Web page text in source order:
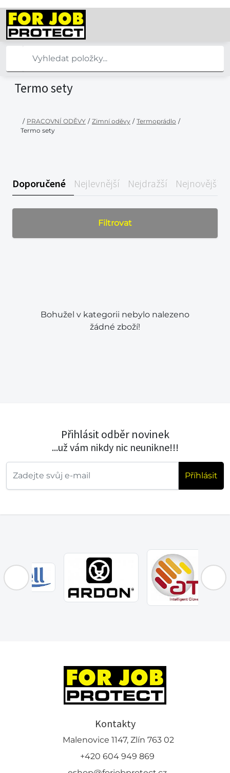
Termo sety
/ PRACOVNÍ ODĚVY / Zimní oděvy / Termoprádlo /
Termo sety
Doporučené Nejlevnější Nejdražší Nejnovější
Filtrovat
Bohužel v kategorii nebylo nalezeno
žádné zboží!
Přihlásit odběr novinek
...už vám nikdy nic neunikne!!!
Příhlásit
Kontakty
Malenovice 1147, Zlín 763 02
+420 604 949 869